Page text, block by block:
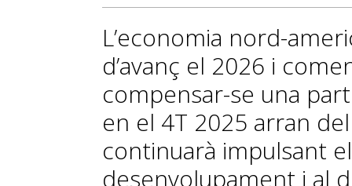
L’economia nord-
d’avanç el 2026 i
compensar-se una
en el 4T 2025 arran
continuarà impulsant
desenvolupament i al